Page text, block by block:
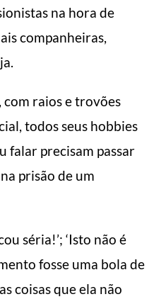
na hora de
companheiras,
raios e trovões
todos seus hobbies
falar precisam passar
prisão de um
séria!’; ‘Isto não é
fosse uma bola de
coisas que ela não